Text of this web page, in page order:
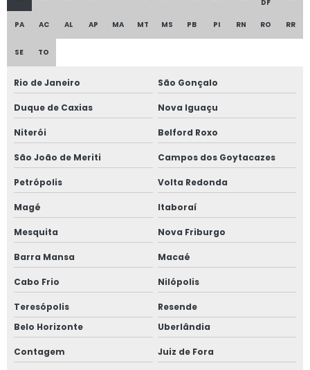
Engenharia de avaliação
Engenharia de avaliação imóveis e perícia
Especialista em avaliação imobiliária
Estudo de viabilidade de projeto
Estudo de viabilidade de projeto arquitetônico
Estudo de viabilidade de projeto de construção
Fiscalização de obras
Fiscalização de obras de engenharia
Fiscalização de obras e serviços
Fiscalização de obras e serviços de engenharia
Fiscalização de obras engenharia civil
Fiscalização de obras particulares
DF
PA AC AL AP MA MT MS PB PI RN RO RR
SE TO
Rio de Janeiro São Gonçalo
Duque de Caxias Nova Iguaçu
Niterói Belford Roxo
São João de Meriti Campos dos Goytacazes
Petrópolis Volta Redonda
Magé Itaboraí
Mesquita Nova Friburgo
Barra Mansa Macaé
Cabo Frio Nilópolis
Teresópolis
Resende
Belo Horizonte
Uberlândia
Contagem Juiz de Fora